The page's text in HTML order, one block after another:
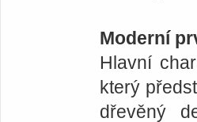
Moderní
Hlavní
který
dřevěný